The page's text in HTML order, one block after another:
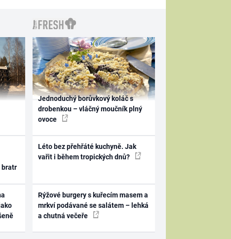
bratr
Jednoduchý borůvkový koláč s
drobenkou – vláčný moučník plný
ovoce
Léto bez přehřáté kuchyně. Jak
vařit i během tropických dnů?
Rýžové burgery s kuřecím masem a
mrkví podávané se salátem – lehká
a chutná večeře